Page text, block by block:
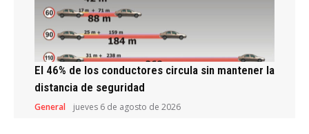
El 46% de los conductores circula sin mantener la
distancia de seguridad
General jueves 6 de agosto de 2026